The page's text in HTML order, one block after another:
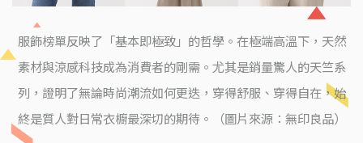
服飾榜單反映了「基本即極致」的哲學。在極端高溫下，天然
素材與涼感科技成為消費者的剛需。尤其是銷量驚人的天竺系
列，證明了無論時尚潮流如何更迭，穿得舒服、穿得自在，始
終是質人對日常衣櫥最深切的期待。（圖片來源：無印良品）